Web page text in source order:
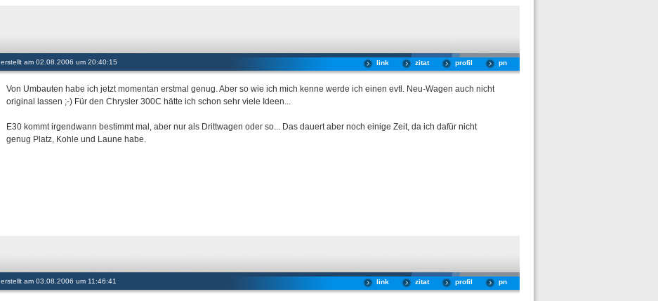
erstellt am 02.08.2006 um 20:40:15 pn
profil
zitat
link
Von Umbauten habe ich jetzt momentan erstmal genug. Aber so wie ich mich kenne werde ich einen evtl. Neu-Wagen auch nicht
original lassen ;-) Für den Chrysler 300C hätte ich schon sehr viele Ideen...
E30 kommt irgendwann bestimmt mal, aber nur als Drittwagen oder so... Das dauert aber noch einige Zeit, da ich dafür nicht
genug Platz, Kohle und Laune habe.
erstellt am 03.08.2006 um 11:46:41 pn
profil
zitat
link